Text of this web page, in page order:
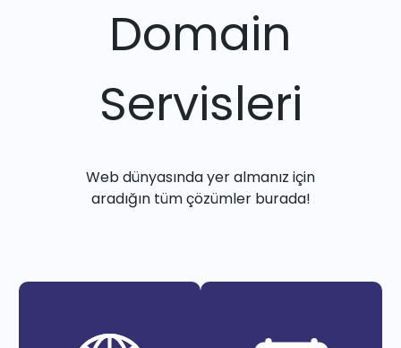
Domain
Servisleri
Web dünyasında yer almanız için
aradığın tüm çözümler burada!